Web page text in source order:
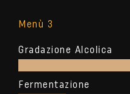
Menù 3
Gradazione Alcolica
Fermentazione